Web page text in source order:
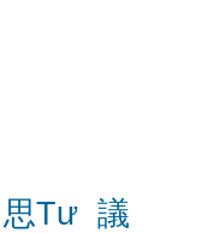
思Tư 議